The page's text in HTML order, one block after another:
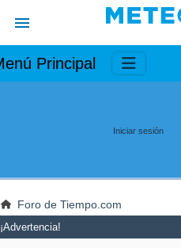
Principal
Iniciar sesión
Foro de Tiempo.com
¡Advertencia!